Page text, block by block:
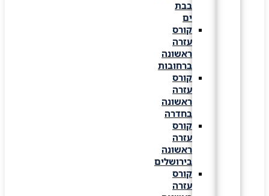
קורס
עזרה
ראשונה
ברחובות
קורס
עזרה
ראשונה
בחדרה
קורס
עזרה
ראשונה
בירושלים
קורס
עזרה